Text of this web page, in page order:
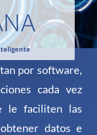
por software,
cada vez
le faciliten las
datos e